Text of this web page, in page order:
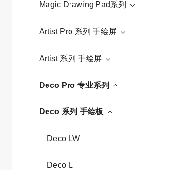
Magic Drawing Pad系列
Artist Pro 系列 手绘屏
Artist 系列 手绘屏
Deco Pro 专业系列
Deco 系列 手绘板
Deco LW
Deco L